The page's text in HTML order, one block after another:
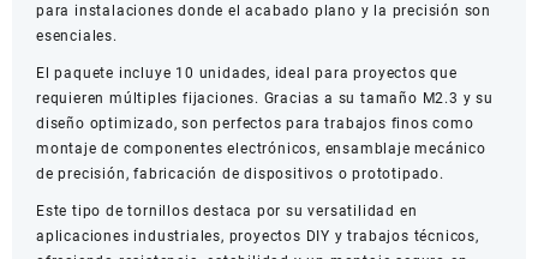
para instalaciones donde el acabado plano y la precisión son
esenciales.
El paquete incluye 10 unidades, ideal para proyectos que
requieren múltiples fijaciones. Gracias a su tamaño M2.3 y su
diseño optimizado, son perfectos para trabajos finos como
montaje de componentes electrónicos, ensamblaje mecánico
de precisión, fabricación de dispositivos o prototipado.
Este tipo de tornillos destaca por su versatilidad en
aplicaciones industriales, proyectos DIY y trabajos técnicos,